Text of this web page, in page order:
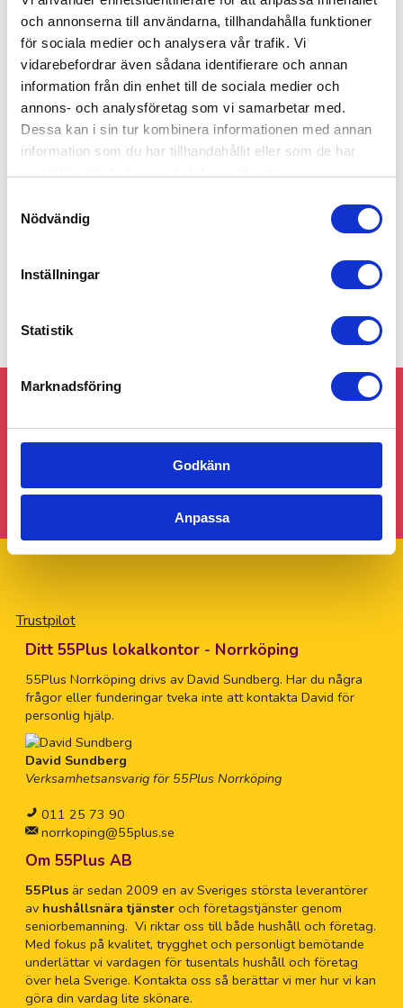
och annonserna till användarna, tillhandahålla funktioner
för sociala medier och analysera vår trafik. Vi
vidarebefordrar även sådana identifierare och annan
information från din enhet till de sociala medier och
annons- och analysföretag som vi samarbetar med.
Dessa kan i sin tur kombinera informationen med annan
information som du har tillhandahållit eller som de har
Nödvändig
Inställningar
Statistik
Marknadsföring
Godkänn
Anpassa
löpande uppdrag skickar vi dessutom samma medarbetare
varje gång – för din trygghet!
Vårt kontor ligger i gamla slakthuset vid Lindövägen – kom
gärna förbi eller slå en signal för att få veta mer om hur din
vardag kan bli enklare!
Jag hjälper gärna dig!
Följ gärna 55Plus Norrköping på sociala
medier!
Trustpilot
Ditt 55Plus lokalkontor - Norrköping
55Plus Norrköping drivs av David Sundberg. Har du några
frågor eller funderingar tveka inte att kontakta David för
personlig hjälp.
David Sundberg
Verksamhetsansvarig för 55Plus Norrköping
011 25 73 90
norrkoping@55plus.se
Om 55Plus AB
55Plusär sedan 2009 en av Sveriges största leverantörer
av hushållsnära tjänsteroch företagstjänster genom
seniorbemanning. Vi riktar oss till både hushåll och företag.
Med fokus på kvalitet, trygghet och personligt bemötande
underlättar vi vardagen för tusentals hushåll och företag
över hela Sverige. Kontakta oss så berättar vi mer hur vi kan
göra din vardag lite skönare.